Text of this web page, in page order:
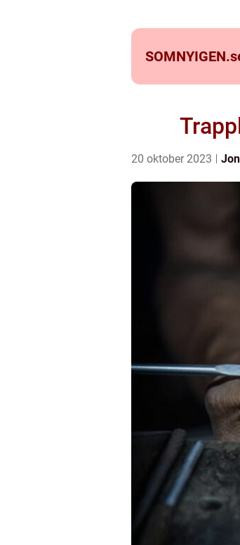
SOMNYIGEN.
20 oktober 2023